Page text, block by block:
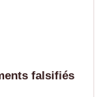
falsifiés